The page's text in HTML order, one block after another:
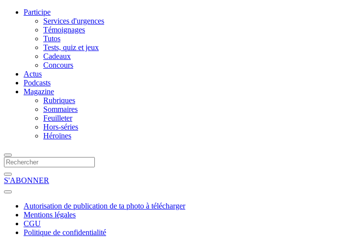
Participe
Services d'urgences
Témoignages
Tutos
Tests, quiz et jeux
Cadeaux
Concours
Actus
Podcasts
Magazine
Rubriques
Sommaires
Feuilleter
Hors-séries
Héroïnes
S'ABONNER
Autorisation de publication de ta photo à télécharger
Mentions légales
CGU
Politique de confidentialité